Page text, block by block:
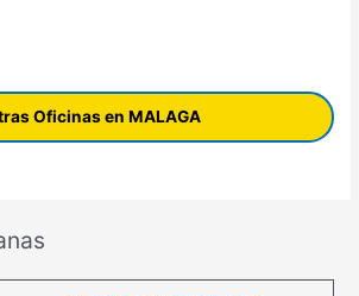
Oficinas en MALAGA